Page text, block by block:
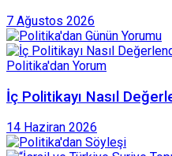
7 Ağustos 2026
Politika'dan Yorum
İç Politikayı Nasıl
14 Haziran 2026